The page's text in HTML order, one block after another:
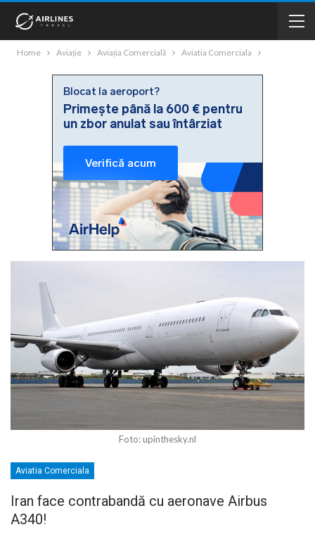
Home Aviație Aviația Comercială Aviatia Comerciala
Foto: upinthesky.nl
Aviatia Comerciala
Iran face contrabandă cu aeronave Airbus
A340!